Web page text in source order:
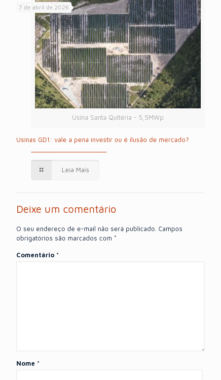
Usina Santa Quitéria - 5,5MWp
7 de abril de 2026
Usinas GD1: vale a pena investir ou é ilusão de mercado?
Leia Mais
Deixe um comentário
O seu endereço de e-mail não será publicado. Campos
obrigatórios são marcados com *
Comentário *
Nome *